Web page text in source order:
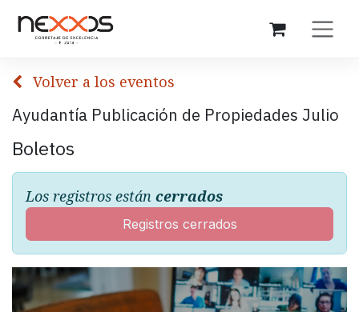
Volver a los eventos
Ayudantía Publicación de Propiedades Julio
Boletos
Los registros están cerrados
Registros cerrados